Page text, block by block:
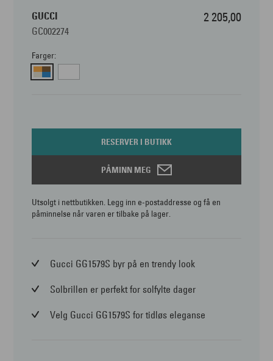
GUCCI
GC002274
2 205,00
Farger:
RESERVER I BUTIKK
PÅMINN MEG
Utsolgt i nettbutikken. Legg inn e-postaddresse og få en
påminnelse når varen er tilbake på lager.
Gucci GG1579S byr på en trendy look
Solbrillen er perfekt for solfylte dager
Velg Gucci GG1579S for tidløs eleganse